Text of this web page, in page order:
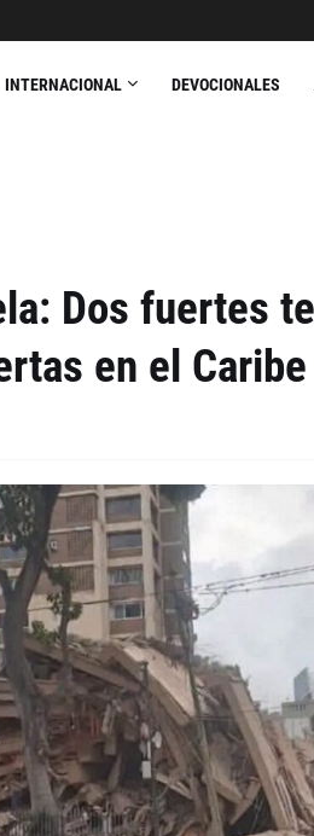
INTERNACIONAL DEVOCIONALES
Dos fuertes
en el